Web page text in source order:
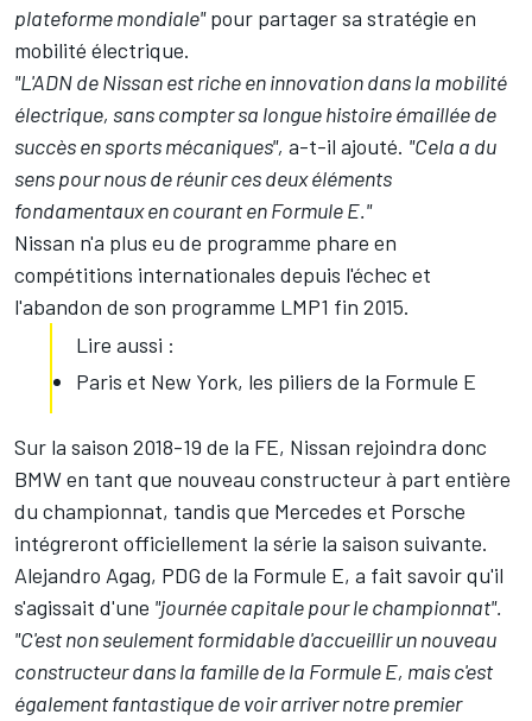
plateforme mondiale"pour partager sa stratégie en
mobilité électrique.
"L'ADN de Nissan est riche en innovation dans la mobilité
électrique, sans compter sa longue histoire émaillée de
succès en sports mécaniques", a-t-il ajouté. "Cela a du
sens pour nous de réunir ces deux éléments
fondamentaux en courant en Formule E."
Nissan n'a plus eu de programme phare en
compétitions internationales depuis l'échec et
l'abandon de son programme LMP1 fin 2015.
Lire aussi :
Paris et New York, les piliers de la Formule E
Sur la saison 2018-19 de la FE, Nissan rejoindra donc
BMW en tant que nouveau constructeur à part entière
du championnat, tandis que Mercedes et Porsche
intégreront officiellement la série la saison suivante.
Alejandro Agag, PDG de la Formule E, a fait savoir qu'il
s'agissait d'une "journée capitale pour le championnat".
"C'est non seulement formidable d'accueillir un nouveau
constructeur dans la famille de la Formule E, mais c'est
également fantastique de voir arriver notre premier